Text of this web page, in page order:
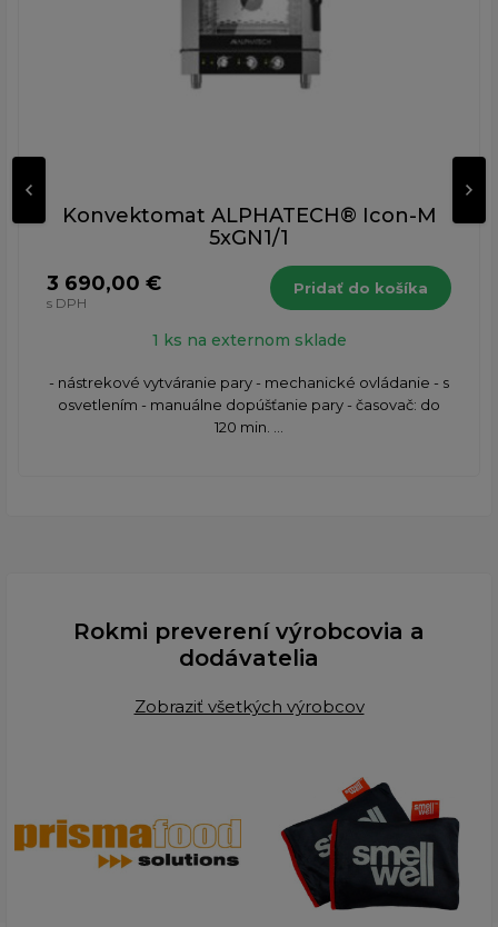
Konvektomat ALPHATECH® Icon-M
5xGN1/1
3 690,00 €
s DPH
Pridať do košíka
1 ks na externom sklade
- nástrekové vytváranie pary - mechanické ovládanie - s
osvetlením - manuálne dopúšťanie pary - časovač: do
120 min. ...
Rokmi preverení výrobcovia a
dodávatelia
Zobraziť všetkých výrobcov